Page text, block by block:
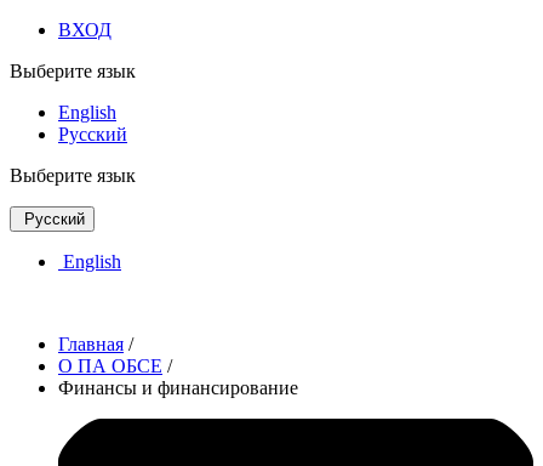
ВХОД
Выберите язык
English
Русский
Выберите язык
Русский
English
Главная /
О ПА ОБСЕ /
Финансы и финансирование